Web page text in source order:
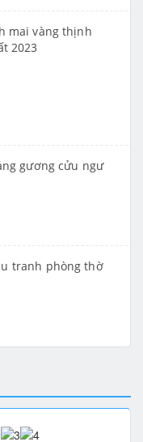
mai vàng thịnh
2023
gương cửu ngư
tranh phòng thờ